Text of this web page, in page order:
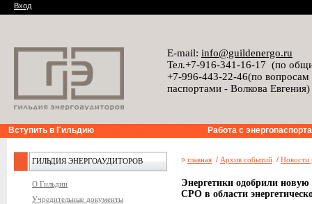
Вход
E-mail: info@guildenergo.ru
Тел.+7-916-341-16-17 (по
+7-996-443-22-46(по
паспортами - Волкова Евгения)
Вступить в Гильдию Работа с
ГИЛЬДИЯ ЭНЕРГОАУДИТОРОВ
О Гильдии
Учредительные документы
» главная / Архив событий / Новости
Энергетики одобрили новую
СРО в области